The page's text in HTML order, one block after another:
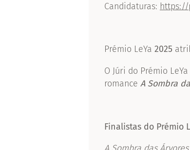
Candidaturas: https://
Prémio LeYa 2025
O Júri do Prémio
romance A Sombra
Finalistas do Prémio